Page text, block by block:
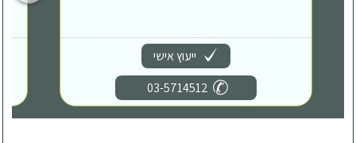
ייעוץ אישי
03-5714512